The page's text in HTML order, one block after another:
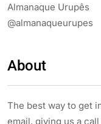
Almanaque Urupês
@almanaqueurupes
About
The best way to get
email, giving us a